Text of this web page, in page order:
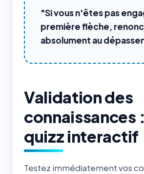
"Si vous n'êtes pas
première flèche,
absolument au
Validation des
connaissances
quizz interactif
Testez immédiatement vos